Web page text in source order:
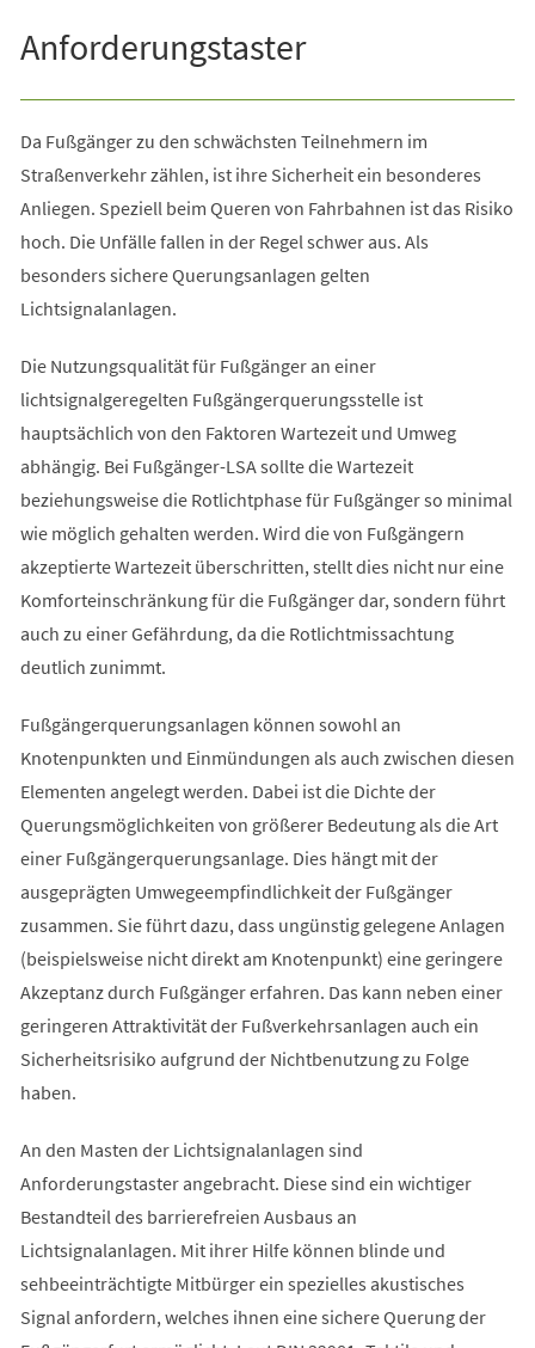
Anforderungstaster
Da Fußgänger zu den schwächsten Teilnehmern im
Straßenverkehr zählen, ist ihre Sicherheit ein besonderes
Anliegen. Speziell beim Queren von Fahrbahnen ist das Risiko
hoch. Die Unfälle fallen in der Regel schwer aus. Als
besonders sichere Querungsanlagen gelten
Lichtsignalanlagen.
Die Nutzungsqualität für Fußgänger an einer
lichtsignalgeregelten Fußgängerquerungsstelle ist
hauptsächlich von den Faktoren Wartezeit und Umweg
abhängig. Bei Fußgänger-LSA sollte die Wartezeit
beziehungsweise die Rotlichtphase für Fußgänger so minimal
wie möglich gehalten werden. Wird die von Fußgängern
akzeptierte Wartezeit überschritten, stellt dies nicht nur eine
Komforteinschränkung für die Fußgänger dar, sondern führt
auch zu einer Gefährdung, da die Rotlichtmissachtung
deutlich zunimmt.
Fußgängerquerungsanlagen können sowohl an
Knotenpunkten und Einmündungen als auch zwischen diesen
Elementen angelegt werden. Dabei ist die Dichte der
Querungsmöglichkeiten von größerer Bedeutung als die Art
einer Fußgängerquerungsanlage. Dies hängt mit der
ausgeprägten Umwegeempfindlichkeit der Fußgänger
zusammen. Sie führt dazu, dass ungünstig gelegene Anlagen
(beispielsweise nicht direkt am Knotenpunkt) eine geringere
Akzeptanz durch Fußgänger erfahren. Das kann neben einer
geringeren Attraktivität der Fußverkehrsanlagen auch ein
Sicherheitsrisiko aufgrund der Nichtbenutzung zu Folge
haben.
An den Masten der Lichtsignalanlagen sind
Anforderungstaster angebracht. Diese sind ein wichtiger
Bestandteil des barrierefreien Ausbaus an
Lichtsignalanlagen. Mit ihrer Hilfe können blinde und
sehbeeinträchtigte Mitbürger ein spezielles akustisches
Signal anfordern, welches ihnen eine sichere Querung der